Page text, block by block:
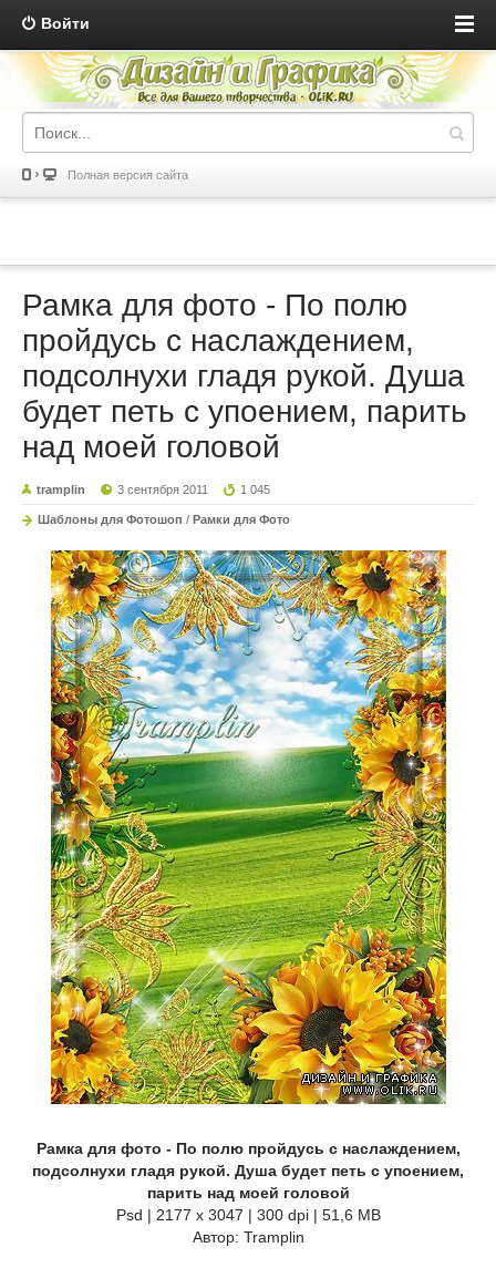
Войти
Полная версия сайта
Рамка для фото - По полю
пройдусь с наслаждением,
подсолнухи гладя рукой. Душа
будет петь с упоением, парить
над моей головой
tramplin 3 сентября 2011 1 045
Шаблоны для Фотошоп / Рамки для Фото
Рамка для фото - По полю пройдусь с наслаждением,
подсолнухи гладя рукой. Душа будет петь с упоением,
парить над моей головой
Psd | 2177 x 3047 | 300 dpi | 51,6 MB
Автор: Tramplin